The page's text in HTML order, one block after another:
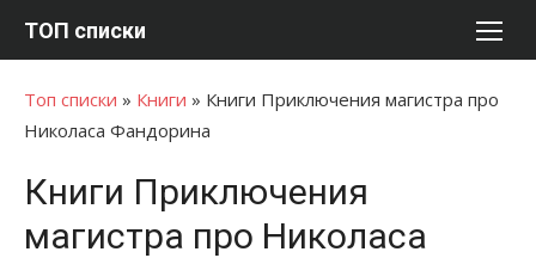
ТОП списки
Топ списки » Книги » Книги Приключения магистра про
Николаса Фандорина
Книги Приключения
магистра про Николаса